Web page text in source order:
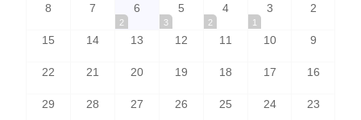
2
3
1
4
2
5
3
6
2
7
8
9
10
11
12
13
14
15
16
17
18
19
20
21
22
23
24
25
26
27
28
29